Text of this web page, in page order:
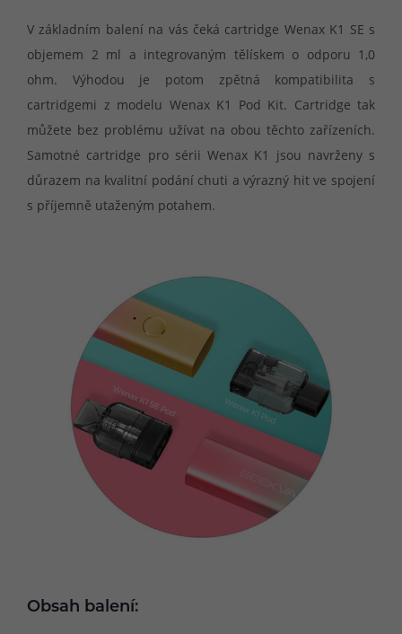
V základním balení na vás čeká cartridge Wenax K1 SE s
objemem 2 ml a integrovaným tělískem o odporu 1,0
ohm. Výhodou je potom zpětná kompatibilita s
cartridgemi z modelu Wenax K1 Pod Kit. Cartridge tak
můžete bez problému užívat na obou těchto zařízeních.
Samotné cartridge pro sérii Wenax K1 jsou navrženy s
důrazem na kvalitní podání chuti a výrazný hit ve spojení
s příjemně utaženým potahem.
Obsah balení: